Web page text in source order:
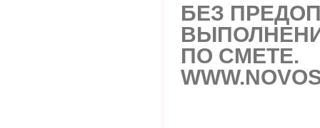
БЕЗ
ПО СМЕТЕ.